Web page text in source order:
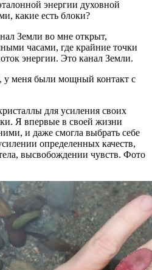
энергии духовной
какие есть блоки?
Земли во мне открыт,
часами, где крайние точки
энергии. Это канал Земли.
у меня были мощный контакт с
для усиления своих
Я впервые в своей жизни
и даже смогла выбрать себе
определенных качеств,
высвобождении чувств. Фото